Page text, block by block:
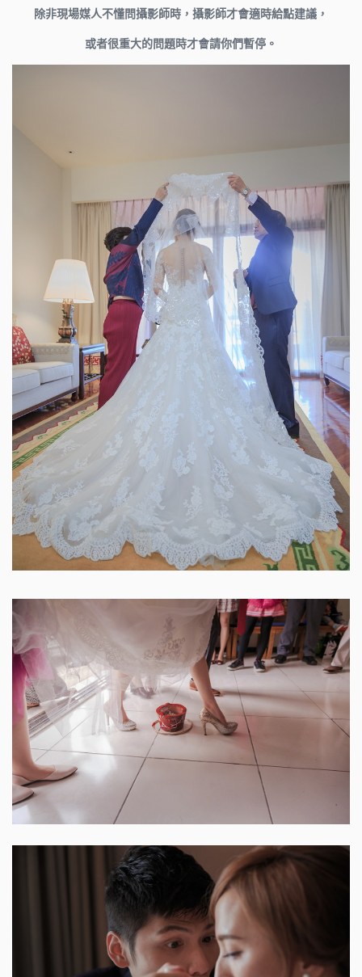
除非現場媒人不懂問攝影師時，攝影師才會適時給點建議，
或者很重大的問題時才會請你們暫停。